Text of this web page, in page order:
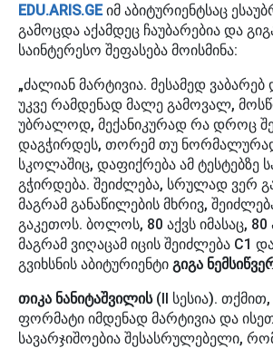
EDU.ARIS.GEიმ აბიტურიენტსაც
გამოცდა აქამდეც ჩაუბარებია და
საინტერესო შეფასება მოისმინა:
„ძალიან მარტივია. მესამედ ვაბარებ
უკვე რამდენად მალე გამოვალ,
უბრალოდ, მექანიკურად რა დროც
დაგჭირდეს, თორემ თუ
სკოლაშიც, დაფიქრება ამ ტესტებზე
გჭირდება. შეიძლება, სრულად ვერ
მაგრამ განაწილების მხრივ,
გაკეთოს. ბოლოს, 80 აქვს იმასაც, 80
მაგრამ ვიღაცამ იცის შეიძლება C1
გვიხსნის აბიტურიენტი გიგა
თიკა ნანიტაშვილის(II სესია).
ფორმატი იმდენად მარტივია და
სავარჯიშოებია შესასრულებელი,